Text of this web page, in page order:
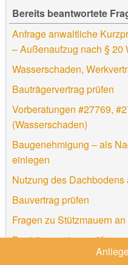
Bereits beantwortete
Anfrage anwaltliche
– Außenaufzug nach § 20
Wasserschaden,
Bauträgervertrag prüfen
Vorberatungen #27769,
(Wasserschaden)
Baugenehmigung – als
einlegen
Nutzung des Dachbodens
Bauvertrag prüfen
Fragen zu Stützmauern
Bauträgervertrag prüfen
Bauträgervertrag prüfen